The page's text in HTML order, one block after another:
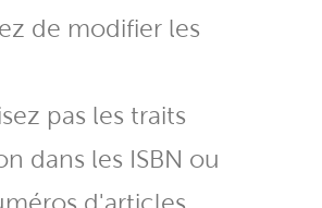
de modifier les
pas les traits
dans les ISBN ou